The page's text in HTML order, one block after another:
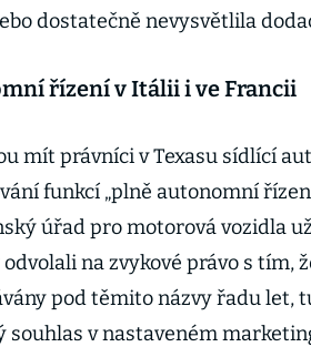
dostatečně nevysvětlila
řízení v Itálii i ve Francii
mít právníci v Texasu sídlící
funkcí „plně autonomní
úřad pro motorová vozidla
na zvykové právo s tím,
pod těmito názvy řadu let,
souhlas v nastaveném